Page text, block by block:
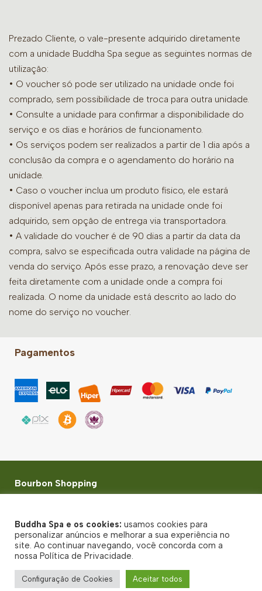
Prezado Cliente, o vale-presente adquirido diretamente
com a unidade Buddha Spa segue as seguintes normas de
utilização:
• O voucher só pode ser utilizado na unidade onde foi
comprado, sem possibilidade de troca para outra unidade.
• Consulte a unidade para confirmar a disponibilidade do
serviço e os dias e horários de funcionamento.
• Os serviços podem ser realizados a partir de 1 dia após a
conclusão da compra e o agendamento do horário na
unidade.
• Caso o voucher inclua um produto físico, ele estará
disponível apenas para retirada na unidade onde foi
adquirido, sem opção de entrega via transportadora.
• A validade do voucher é de 90 dias a partir da data da
compra, salvo se especificada outra validade na página de
venda do serviço. Após esse prazo, a renovação deve ser
feita diretamente com a unidade onde a compra foi
realizada. O nome da unidade está descrito ao lado do
nome do serviço no voucher.
Pagamentos
Bourbon Shopping
© Buddha Spa 2026 - Todos direitos reservados
Política de Privacidade
Termos de uso
Buddha Spa e os cookies: usamos cookies para
personalizar anúncios e melhorar a sua experiência no
site. Ao continuar navegando, você concorda com a
nossa Política de Privacidade.
Configuração de Cookies Aceitar todos